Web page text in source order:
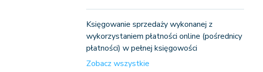
Księgowanie sprzedaży wykonanej z
wykorzystaniem płatności online (pośrednicy
płatności) w pełnej księgowości
Zobacz wszystkie